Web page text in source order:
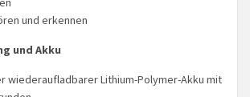
und erkennen
und Akku
wiederaufladbarer Lithium-Polymer-Akku mit